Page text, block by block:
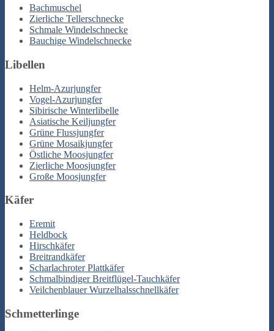
Bachmuschel
Zierliche Tellerschnecke
Schmale Windelschnecke
Bauchige Windelschnecke
Libellen
Helm-Azurjungfer
Vogel-Azurjungfer
Sibirische Winterlibelle
Asiatische Keiljungfer
Grüne Flussjungfer
Grüne Mosaikjungfer
Östliche Moosjungfer
Zierliche Moosjungfer
Große Moosjungfer
Käfer
Eremit
Heldbock
Hirschkäfer
Breitrandkäfer
Scharlachroter Plattkäfer
Schmalbindiger Breitflügel-Tauchkäfer
Veilchenblauer Wurzelhalsschnellkäfer
Schmetterlinge